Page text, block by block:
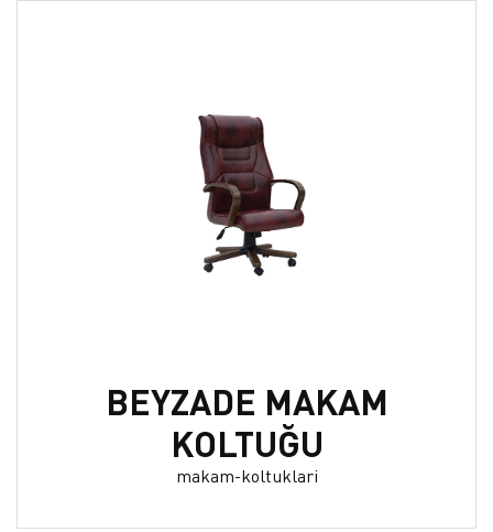
BEYZADE MAKAM
KOLTUĞU
makam-koltuklari